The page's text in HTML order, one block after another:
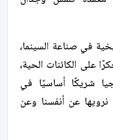
في صناعة السينما،
على الكائنات الحية،
شريكًا أساسيًا في
عن أنفسنا وعن